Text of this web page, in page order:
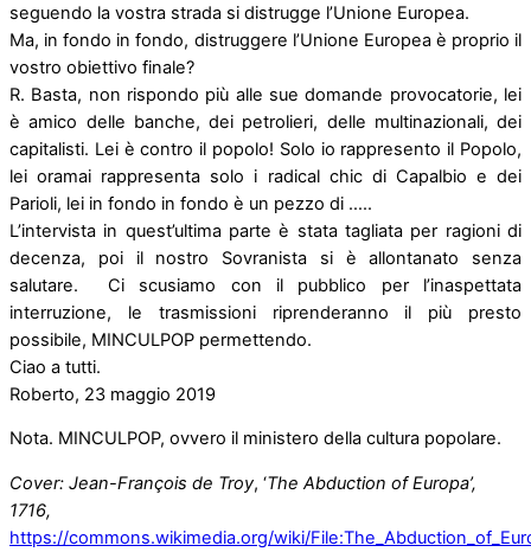
seguendo la vostra strada si distrugge l’Unione Europea.
Ma, in fondo in fondo, distruggere l’Unione Europea è proprio il
vostro obiettivo finale?
R. Basta, non rispondo più alle sue domande provocatorie, lei
è amico delle banche, dei petrolieri, delle multinazionali, dei
capitalisti. Lei è contro il popolo! Solo io rappresento il Popolo,
lei oramai rappresenta solo i radical chic di Capalbio e dei
Parioli, lei in fondo in fondo è un pezzo di …..
L’intervista in quest’ultima parte è stata tagliata per ragioni di
decenza, poi il nostro Sovranista si è allontanato senza
salutare. Ci scusiamo con il pubblico per l’inaspettata
interruzione, le trasmissioni riprenderanno il più presto
possibile, MINCULPOP permettendo.
Ciao a tutti.
Roberto, 23 maggio 2019
Nota. MINCULPOP, ovvero il ministero della cultura popolare.
Cover: Jean-François de Troy, ‘The Abduction of Europa’,
1716,
https://commons.wikimedia.org/wiki/